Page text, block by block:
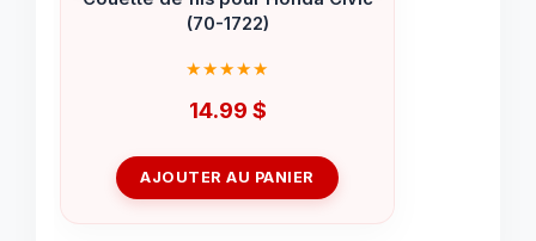
(70-1722)
14.99 $
AJOUTER AU PANIER